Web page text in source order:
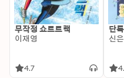
무작정 쇼트트랙
이재영
4.7
단
신